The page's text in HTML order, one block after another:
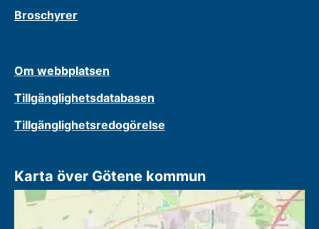
Broschyrer
Om webbplatsen
Tillgänglighetsdatabasen
Tillgänglighetsredogörelse
Karta över Götene kommun